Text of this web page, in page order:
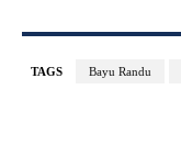
TAGS Bayu Randu